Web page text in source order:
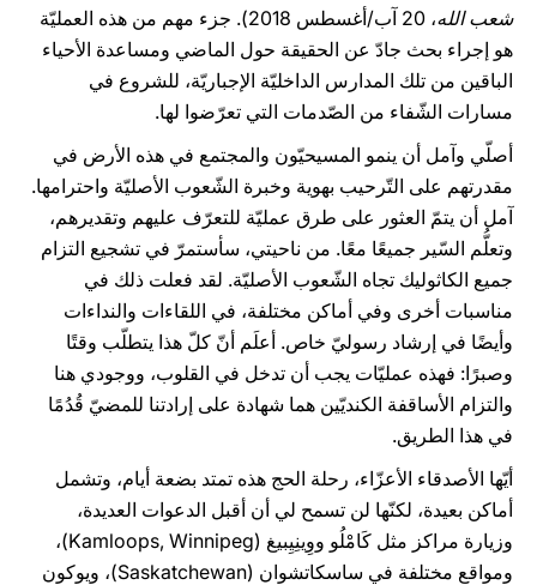
شعب الله
، 20 آب/أغسطس 2018). جزء مهم من هذه العمليّة
هو إجراء بحث جادّ عن الحقيقة حول الماضي ومساعدة الأحياء
الباقين من تلك المدارس الداخليّة الإجباريّة، للشروع في
مسارات الشّفاء من الصّدمات التي تعرّضوا لها.
أصلّي وآمل أن ينمو المسيحيّون والمجتمع في هذه الأرض في
مقدرتهم على التّرحيب بهوية وخبرة الشّعوب الأصليّة واحترامها.
آمل أن يتمّ العثور على طرق عمليّة للتعرّف عليهم وتقديرهم،
وتعلُّم السّير جميعًا معًا. من ناحيتي، سأستمرّ في تشجيع التزام
جميع الكاثوليك تجاه الشّعوب الأصليّة. لقد فعلت ذلك في
مناسبات أخرى وفي أماكن مختلفة، في اللقاءات والنداءات
وأيضًا في إرشاد رسوليّ خاص. أعلَم أنّ كلّ هذا يتطلّب وقتًا
وصبرًا: فهذه عمليّات يجب أن تدخل في القلوب، ووجودي هنا
والتزام الأساقفة الكنديّين هما شهادة على إرادتنا للمضيّ قُدُمًا
في هذا الطريق.
أيّها الأصدقاء الأعزّاء، رحلة الحج هذه تمتد بضعة أيام، وتشمل
أماكن بعيدة، لكنّها لن تسمح لي أن أقبل الدعوات العديدة،
وزيارة مراكز مثل كَامْلُو ووِينِيِبيغ (Kamloops, Winnipeg)،
ومواقع مختلفة في ساسكاتشوان (Saskatchewan)، ويوكون